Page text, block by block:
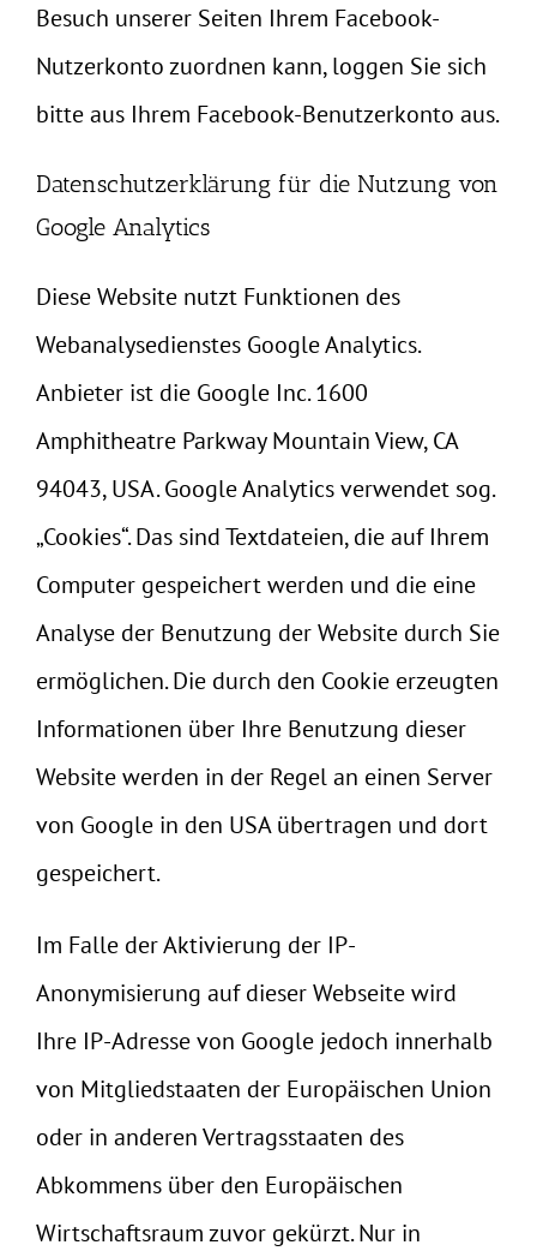
Besuch unserer Seiten Ihrem Facebook-
Nutzerkonto zuordnen kann, loggen Sie sich
bitte aus Ihrem Facebook-Benutzerkonto aus.
Datenschutzerklärung für die Nutzung von
Google Analytics
Diese Website nutzt Funktionen des
Webanalysedienstes Google Analytics.
Anbieter ist die Google Inc. 1600
Amphitheatre Parkway Mountain View, CA
94043, USA. Google Analytics verwendet sog.
„Cookies“. Das sind Textdateien, die auf Ihrem
Computer gespeichert werden und die eine
Analyse der Benutzung der Website durch Sie
ermöglichen. Die durch den Cookie erzeugten
Informationen über Ihre Benutzung dieser
Website werden in der Regel an einen Server
von Google in den USA übertragen und dort
gespeichert.
Im Falle der Aktivierung der IP-
Anonymisierung auf dieser Webseite wird
Ihre IP-Adresse von Google jedoch innerhalb
von Mitgliedstaaten der Europäischen Union
oder in anderen Vertragsstaaten des
Abkommens über den Europäischen
Wirtschaftsraum zuvor gekürzt. Nur in